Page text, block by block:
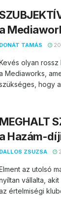
a
DONÁT TAMÁS
olyan rossz
Mediaworks,
hogy
MEGHALT
a Hazám-
DALLOS ZSUZSA
az utolsó
vállalta,
értelmiségi